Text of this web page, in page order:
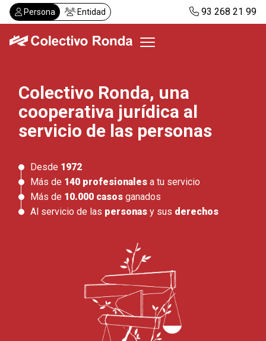
Pasar
al
contenido
Persona Entidad 93 268 21 99
Colectivo Ronda
Servicios
Actualidad
Despachos
Abonos
ES CA
Colectivo Ronda, una
cooperativa jurídica al
servicio de las personas
Desde 1972
Más de 140 profesionales a tu servicio
Más de 10.000 casos ganados
Al servicio de las personas y sus derechos